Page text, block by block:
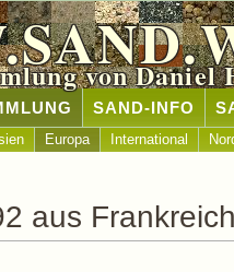
von Daniel
SAND-INFO
Europa International
aus